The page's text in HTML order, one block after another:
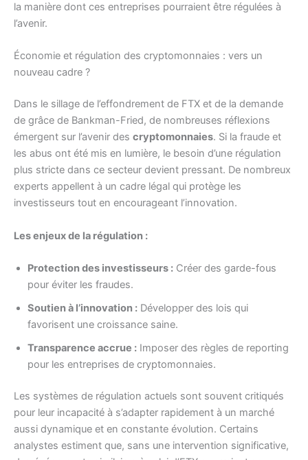
la manière dont ces entreprises pourraient être régulées à
l’avenir.
Économie et régulation des cryptomonnaies : vers un
nouveau cadre ?
Dans le sillage de l’effondrement de FTX et de la demande
de grâce de Bankman-Fried, de nombreuses réflexions
émergent sur l’avenir des cryptomonnaies. Si la fraude et
les abus ont été mis en lumière, le besoin d’une régulation
plus stricte dans ce secteur devient pressant. De nombreux
experts appellent à un cadre légal qui protège les
investisseurs tout en encourageant l’innovation.
Les enjeux de la régulation :
Protection des investisseurs : Créer des garde-fous
pour éviter les fraudes.
Soutien à l’innovation : Développer des lois qui
favorisent une croissance saine.
Transparence accrue : Imposer des règles de reporting
pour les entreprises de cryptomonnaies.
Les systèmes de régulation actuels sont souvent critiqués
pour leur incapacité à s’adapter rapidement à un marché
aussi dynamique et en constante évolution. Certains
analystes estiment que, sans une intervention significative,